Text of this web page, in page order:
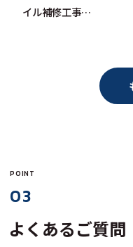
イル補修工事…
POINT
03
よくあるご質問